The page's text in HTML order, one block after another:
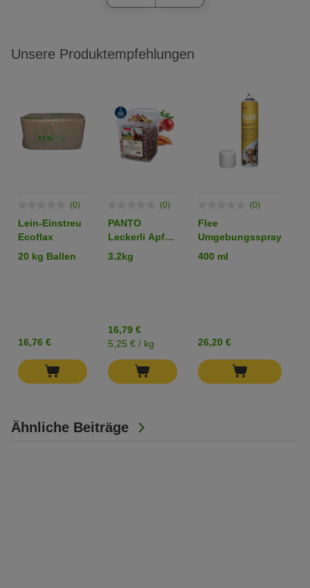
Ähnliche Beiträge
Unsere Produktempfehlungen
(0)
Lein-Einstreu
Ecoflax
20 kg Ballen
16,76 €
(0)
PANTO
Leckerli Apfel-
Karotte –
Pferdeleckerli
3.2kg
16,79 €
5,25 € / kg
(0)
Flee
Umgebungsspray
400 ml
26,20 €